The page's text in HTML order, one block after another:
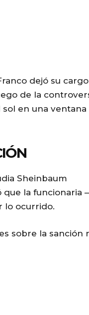
dejó su cargo
de la
en una ventana
Sheinbaum
que la funcionaria
lo ocurrido.
sobre la sanción